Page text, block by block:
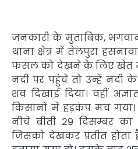
जनकारी के मुताबिक,
थाना क्षेत्र में तेलपुरा
फसल को देखने के लिए खेत में
नदी पर पहुंचे तो उन्हें नदी
शव दिखाई दिया। वहीं
किसानों में हड़कंप मच
नीचे बीती 29 दिसम्बर
जिसको देखकर प्रतीत